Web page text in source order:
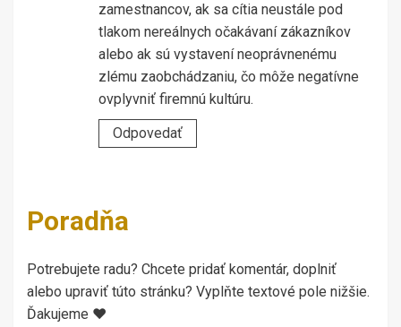
zamestnancov, ak sa cítia neustále pod
tlakom nereálnych očakávaní zákazníkov
alebo ak sú vystavení neoprávnenému
zlému zaobchádzaniu, čo môže negatívne
ovplyvniť firemnú kultúru.
Odpovedať
Poradňa
Potrebujete radu? Chcete pridať komentár, doplniť
alebo upraviť túto stránku? Vyplňte textové pole nižšie.
Ďakujeme ♥